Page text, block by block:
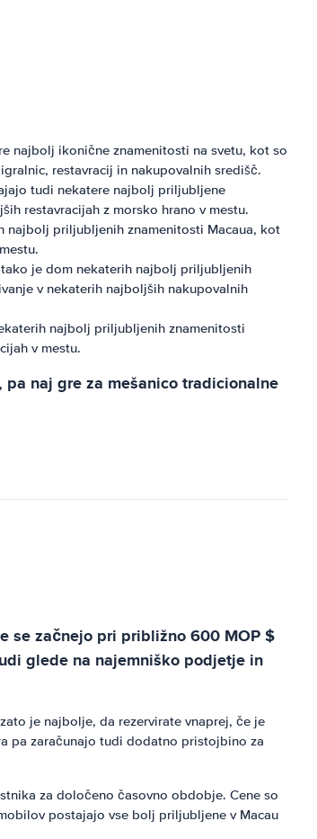
najbolj ikonične znamenitosti na svetu, kot so
restavracij in nakupovalnih središč.
tudi nekatere najbolj priljubljene
restavracijah z morsko hrano v mestu.
najbolj priljubljenih znamenitosti Macaua, kot
tako je dom nekaterih najbolj priljubljenih
v nekaterih najboljših nakupovalnih
najbolj priljubljenih znamenitosti
v mestu.
naj gre za mešanico tradicionalne
se začnejo pri približno 600 MOP $
glede na najemniško podjetje in
je najbolje, da rezervirate vnaprej, če je
pa zaračunajo tudi dodatno pristojbino za
za določeno časovno obdobje. Cene so
postajajo vse bolj priljubljene v Macau